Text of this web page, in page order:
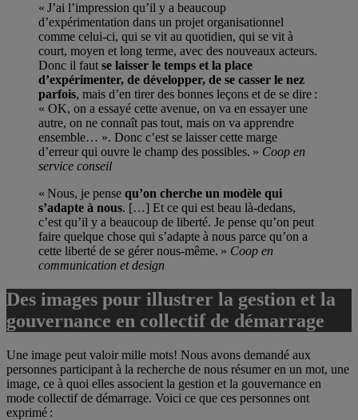
« J’ai l’impression qu’il y a beaucoup
d’expérimentation dans un projet organisationnel
comme celui-ci, qui se vit au quotidien, qui se vit à
court, moyen et long terme, avec des nouveaux acteurs.
Donc il faut se laisser le temps et la place
d’expérimenter, de développer, de se casser le nez
parfois, mais d’en tirer des bonnes leçons et de se dire :
« OK, on a essayé cette avenue, on va en essayer une
autre, on ne connaît pas tout, mais on va apprendre
ensemble… ». Donc c’est se laisser cette marge
d’erreur qui ouvre le champ des possibles. » Coop en
service conseil
« Nous, je pense qu’on cherche un modèle qui
s’adapte à nous. […] Et ce qui est beau là-dedans,
c’est qu’il y a beaucoup de liberté. Je pense qu’on peut
faire quelque chose qui s’adapte à nous parce qu’on a
cette liberté de se gérer nous-même. » Coop en
communication et design
Des images pour illustrer la gestion et la
gouvernance en collectif de démarrage
Une image peut valoir mille mots! Nous avons demandé aux
personnes participant à la recherche de nous résumer en un mot, une
image, ce à quoi elles associent la gestion et la gouvernance en
mode collectif de démarrage. Voici ce que ces personnes ont
exprimé :